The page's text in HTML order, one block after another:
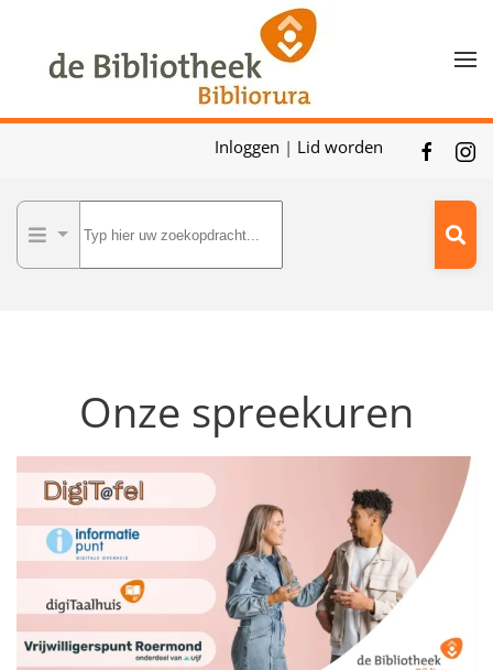
Skip to main content
Inloggen | Lid worden
Onze spreekuren